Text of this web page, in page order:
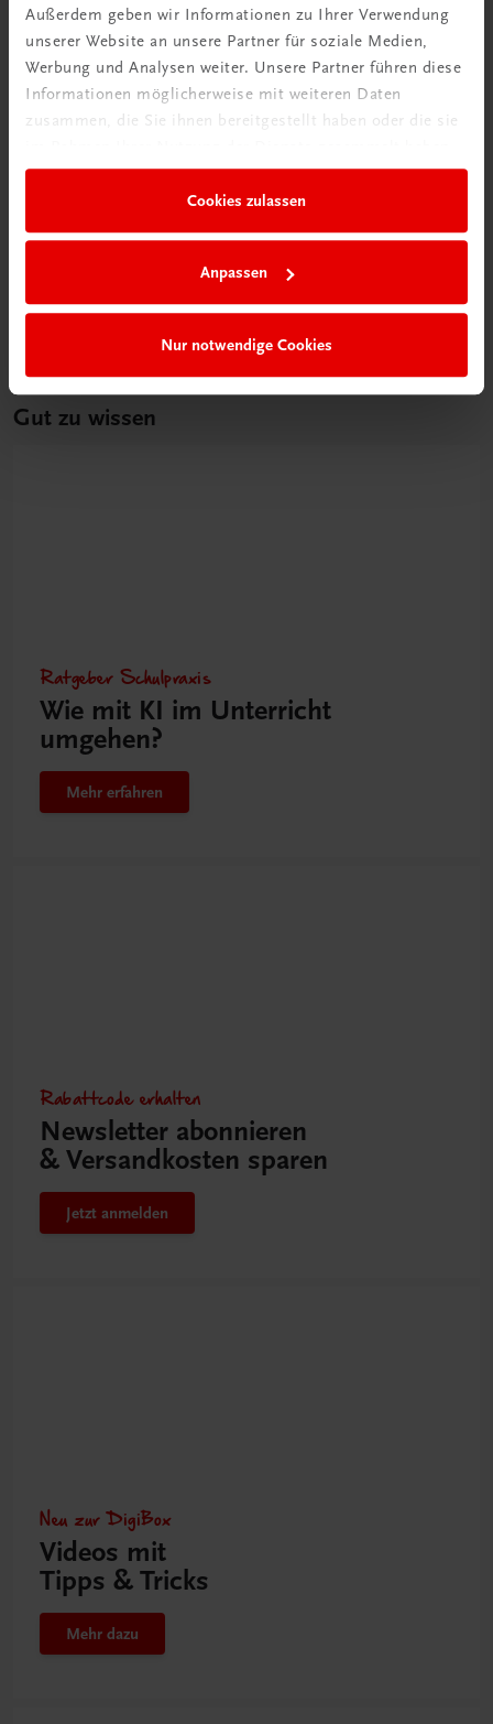
Außerdem geben wir Informationen zu Ihrer Verwendung
unserer Website an unsere Partner für soziale Medien,
Werbung und Analysen weiter. Unsere Partner führen diese
Informationen möglicherweise mit weiteren Daten
zusammen, die Sie ihnen bereitgestellt haben oder die sie
Cookies zulassen
Anpassen
Nur notwendige Cookies
Neuer Lehrplan
Musterbände bestellen
Gut zu wissen
Ratgeber Schulpraxis
Wie mit KI im Unterricht
umgehen?
Mehr erfahren
Rabattcode erhalten
Newsletter abonnieren
& Versandkosten sparen
Jetzt anmelden
Neu zur DigiBox
Videos mit
Tipps & Tricks
Mehr dazu